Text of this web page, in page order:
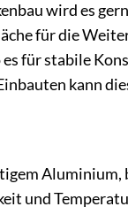
wird es
für die
für stabile
kann
Aluminium,
und